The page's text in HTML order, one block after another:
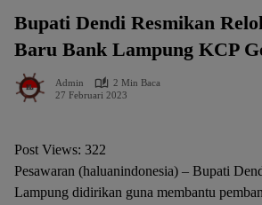
Bupati Dendi Resmikan
Baru Bank Lampung KCP
Admin
2 Min Baca
27 Februari 2023
Post Views: 322
Pesawaran (haluanindonesia) – Bupati
Lampung didirikan guna membantu